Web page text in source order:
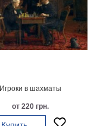
Игроки в шахматы
от 220 грн.